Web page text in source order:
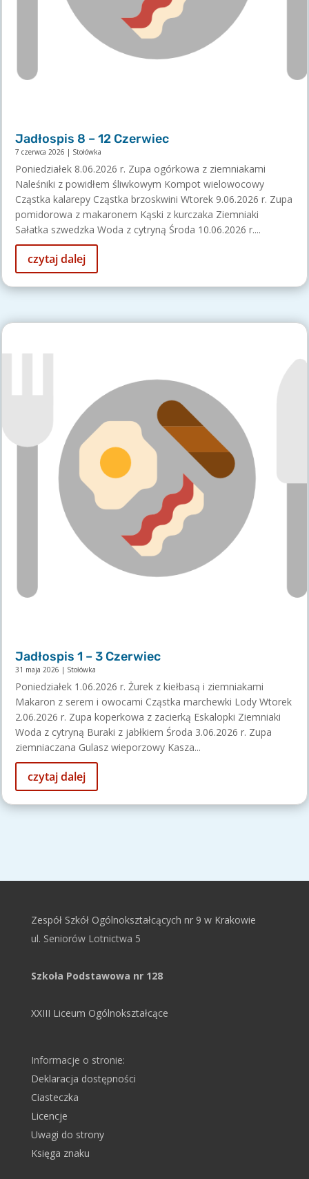
Jadłospis 8 – 12 Czerwiec
7 czerwca 2026 | Stołówka
Poniedziałek 8.06.2026 r. Zupa ogórkowa z ziemniakami
Naleśniki z powidłem śliwkowym Kompot wielowocowy
Cząstka kalarepy Cząstka brzoskwini Wtorek 9.06.2026 r. Zupa
pomidorowa z makaronem Kąski z kurczaka Ziemniaki
Sałatka szwedzka Woda z cytryną Środa 10.06.2026 r....
czytaj dalej
Jadłospis 1 – 3 Czerwiec
31 maja 2026 | Stołówka
Poniedziałek 1.06.2026 r. Żurek z kiełbasą i ziemniakami
Makaron z serem i owocami Cząstka marchewki Lody Wtorek
2.06.2026 r. Zupa koperkowa z zacierką Eskalopki Ziemniaki
Woda z cytryną Buraki z jabłkiem Środa 3.06.2026 r. Zupa
ziemniaczana Gulasz wieporzowy Kasza...
czytaj dalej
Zespół Szkół Ogólnokształcących nr 9 w Krakowie
ul. Seniorów Lotnictwa 5
Szkoła Podstawowa nr 128
XXIII Liceum Ogólnokształcące
Informacje o stronie:
Deklaracja dostępności
Ciasteczka
Licencje
Uwagi do strony
Księga znaku